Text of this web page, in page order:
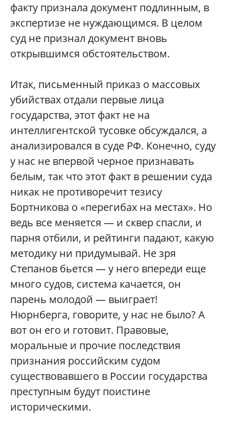
факту признала документ подлинным, в
экспертизе не нуждающимся. В целом
суд не признал документ вновь
открывшимся обстоятельством.
Итак, письменный приказ о массовых
убийствах отдали первые лица
государства, этот факт не на
интеллигентской тусовке обсуждался, а
анализировался в суде РФ. Конечно, суду
у нас не впервой черное признавать
белым, так что этот факт в решении суда
никак не противоречит тезису
Бортникова о «перегибах на местах». Но
ведь все меняется — и сквер спасли, и
парня отбили, и рейтинги падают, какую
методику ни придумывай. Не зря
Степанов бьется — у него впереди еще
много судов, система качается, он
парень молодой — выиграет!
Нюрнберга, говорите, у нас не было? А
вот он его и готовит. Правовые,
моральные и прочие последствия
признания российским судом
существовавшего в России государства
преступным будут поистине
историческими.